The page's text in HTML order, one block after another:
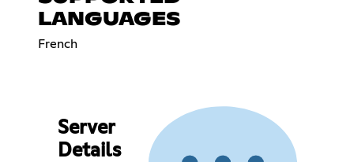
LANGUAGES
French
Server
Details